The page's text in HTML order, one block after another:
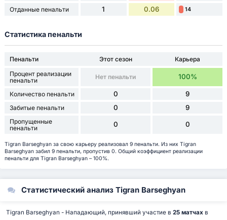
Отданные пенальти 1 0.06 14
Статистика пенальти
Пенальти Этот сезон
Карьера
Процент реализации
пенальти
Нет пенальти 100%
Количество пенальти 0 9
Забитые пенальти 0 9
Пропущенные
пенальти
0 0
Tigran Barseghyan за свою карьеру реализовал 9 пенальти. Из них Tigran
Barseghyan забил 9 пенальти, пропустив 0. Общий коэффициент реализации
пенальти для Tigran Barseghyan – 100%.
Статистический анализ Tigran Barseghyan
Tigran Barseghyan - Нападающий, принявший участие в 25 матчахв